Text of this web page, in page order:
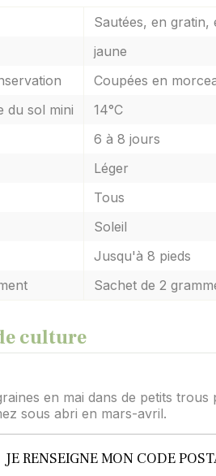
Sautées, en
jaune
Coupées en
du sol mini
14°C
6 à 8 jours
Léger
Tous
Soleil
Jusqu'à 8 pieds
Sachet de 2
culture
en mai dans de petits
sous abri en mars-avril.
une bonne humidité, paillez les
JE RENSEIGNE MON CODE